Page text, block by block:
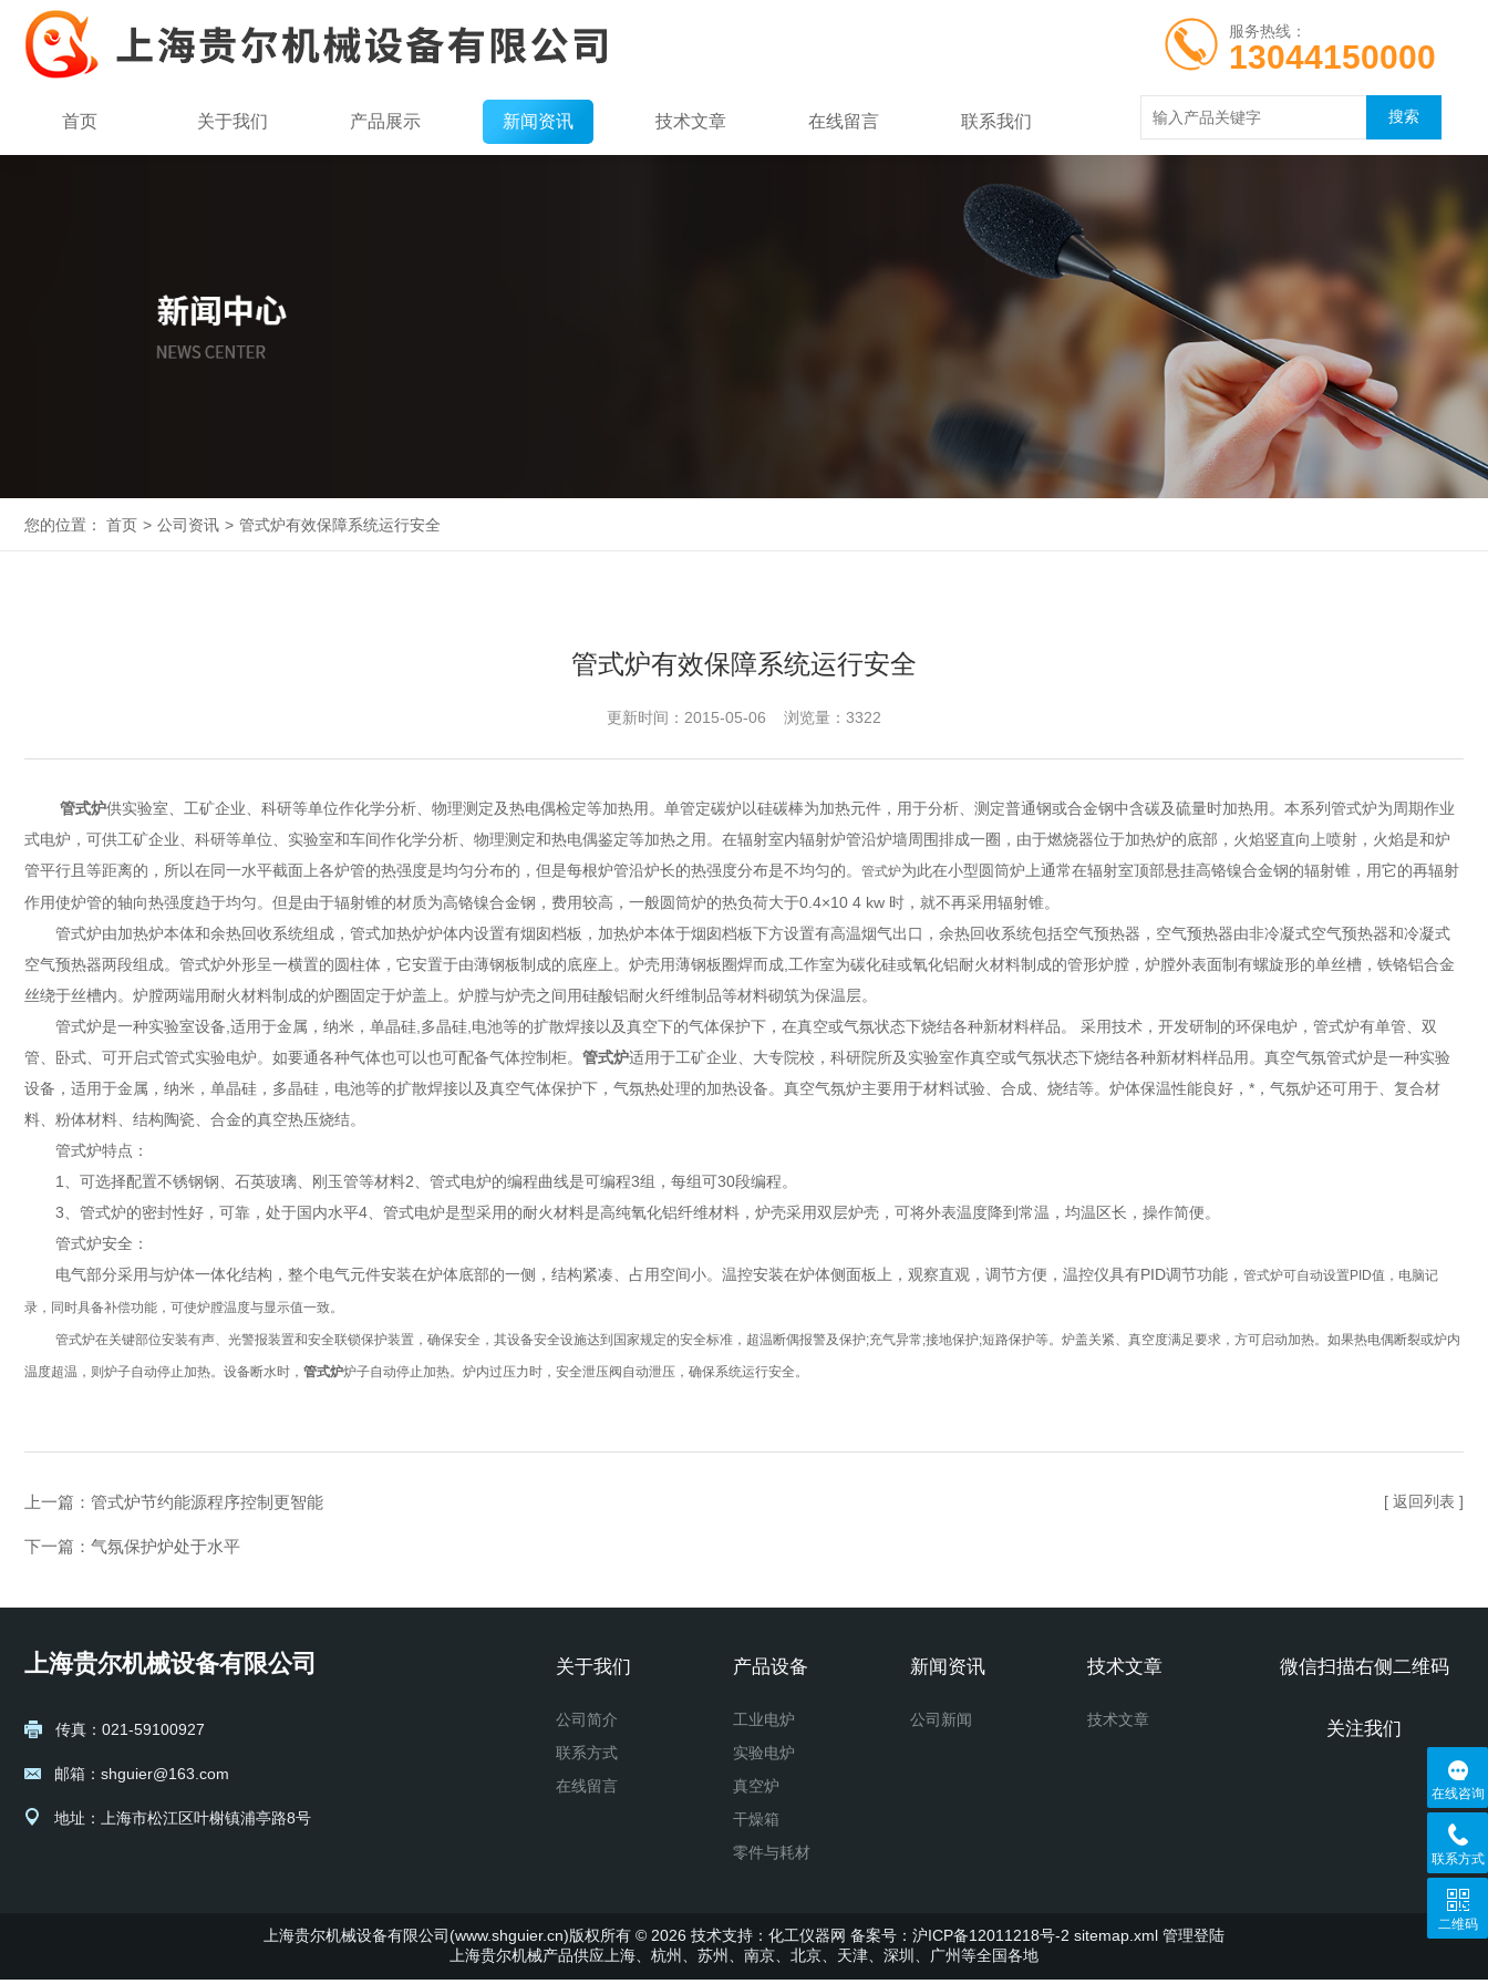
服务热线：
13044150000
首页 关于我们 产品展示 新闻资讯 技术文章 在线留言 联系我们
您的位置： 首页 > 公司资讯 > 管式炉有效保障系统运行安全
管式炉有效保障系统运行安全
更新时间：2015-05-06 浏览量：3322
管式炉供实验室、工矿企业、科研等单位作化学分析、物理测定及热电偶检定等加热用。单管定碳炉以硅碳棒为加热元件，用于分析、测定普通钢或合金钢中含碳及硫量时加热用。本系列管式炉为周期作业
式电炉，可供工矿企业、科研等单位、实验室和车间作化学分析、物理测定和热电偶鉴定等加热之用。在辐射室内辐射炉管沿炉墙周围排成一圈，由于燃烧器位于加热炉的底部，火焰竖直向上喷射，火焰是和炉
管平行且等距离的，所以在同一水平截面上各炉管的热强度是均匀分布的，但是每根炉管沿炉长的热强度分布是不均匀的。 管式炉为此在小型圆筒炉上通常在辐射室顶部悬挂高铬镍合金钢的辐射锥，用它的再辐射
作用使炉管的轴向热强度趋于均匀。但是由于辐射锥的材质为高铬镍合金钢，费用较高，一般圆筒炉的热负荷大于0.4×10 4 kw 时，就不再采用辐射锥。
管式炉由加热炉本体和余热回收系统组成，管式加热炉炉体内设置有烟囱档板，加热炉本体于烟囱档板下方设置有高温烟气出口，余热回收系统包括空气预热器，空气预热器由非冷凝式空气预热器和冷凝式
空气预热器两段组成。管式炉外形呈一横置的圆柱体，它安置于由薄钢板制成的底座上。炉壳用薄钢板圈焊而成,工作室为碳化硅或氧化铝耐火材料制成的管形炉膛，炉膛外表面制有螺旋形的单丝槽，铁铬铝合金
丝绕于丝槽内。炉膛两端用耐火材料制成的炉圈固定于炉盖上。炉膛与炉壳之间用硅酸铝耐火纤维制品等材料砌筑为保温层。
管式炉是一种实验室设备,适用于金属，纳米，单晶硅,多晶硅,电池等的扩散焊接以及真空下的气体保护下，在真空或气氛状态下烧结各种新材料样品。 采用技术，开发研制的环保电炉，管式炉有单管、双
管、卧式、可开启式管式实验电炉。如要通各种气体也可以也可配备气体控制柜。 管式炉适用于工矿企业、大专院校，科研院所及实验室作真空或气氛状态下烧结各种新材料样品用。真空气氛管式炉是一种实验
设备，适用于金属，纳米，单晶硅，多晶硅，电池等的扩散焊接以及真空气体保护下，气氛热处理的加热设备。真空气氛炉主要用于材料试验、合成、烧结等。炉体保温性能良好，*，气氛炉还可用于、复合材
料、粉体材料、结构陶瓷、合金的真空热压烧结。
管式炉特点：
1、可选择配置不锈钢钢、石英玻璃、刚玉管等材料2、管式电炉的编程曲线是可编程3组，每组可30段编程。
3、管式炉的密封性好，可靠，处于国内水平4、管式电炉是型采用的耐火材料是高纯氧化铝纤维材料，炉壳采用双层炉壳，可将外表温度降到常温，均温区长，操作简便。
管式炉安全：
电气部分采用与炉体一体化结构，整个电气元件安装在炉体底部的一侧，结构紧凑、占用空间小。温控安装在炉体侧面板上，观察直观，调节方便，温控仪具有PID调节功能， 管式炉可自动设置PID值，电脑记
录，同时具备补偿功能，可使炉膛温度与显示值一致。
管式炉在关键部位安装有声、光警报装置和安全联锁保护装置，确保安全，其设备安全设施达到国家规定的安全标准，超温断偶报警及保护;充气异常;接地保护;短路保护等。炉盖关紧、真空度满足要求，方可启动加热。如果热电偶断裂或炉内
温度超温，则炉子自动停止加热。设备断水时， 管式炉炉子自动停止加热。炉内过压力时，安全泄压阀自动泄压，确保系统运行安全。
上一篇： 管式炉节约能源程序控制更智能
下一篇： 气氛保护炉处于水平
[ 返回列表 ]
上海贵尔机械设备有限公司
传真：021-59100927
邮箱：shguier@163.com
地址：上海市松江区叶榭镇浦亭路8号
微信扫描右侧二维码
关注我们
关于我们
公司简介
联系方式
在线留言
产品设备
工业电炉
实验电炉
真空炉
干燥箱
零件与耗材
新闻资讯
公司新闻
技术文章
技术文章
上海贵尔机械设备有限公司(www.shguier.cn)版权所有 © 2026 技术支持： 化工仪器网 备案号：沪ICP备12011218号-2 sitemap.xml 管理登陆
上海贵尔机械产品供应上海、杭州、苏州、南京、北京、天津、深圳、广州等全国各地
在线咨询
联系方式
二维码